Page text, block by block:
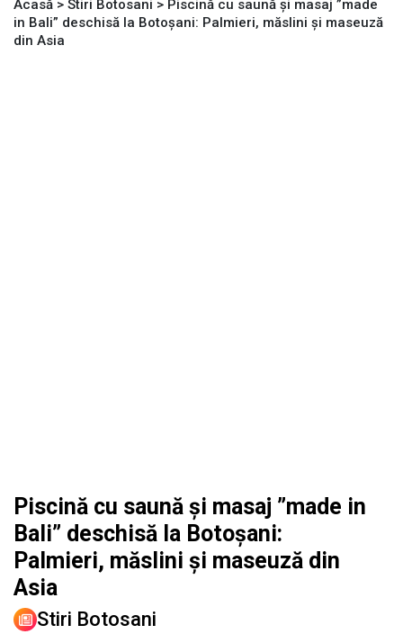
Acasă > Stiri Botosani > Piscină cu saună și masaj ”made
in Bali” deschisă la Botoșani: Palmieri, măslini și maseuză
din Asia
Piscină cu saună și masaj ”made in
Bali” deschisă la Botoșani:
Palmieri, măslini și maseuză din
Asia
Stiri Botosani